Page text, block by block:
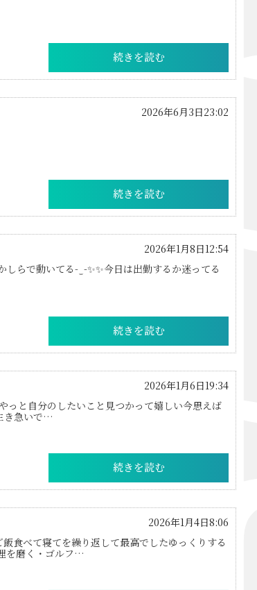
KARMA
FIRST ONE（宮古
SPORTS&DINING
続きを読む
2026年6月3日23:02
続きを読む
2026年1月8日12:54
らで動いてる- ̫ -✨✨今日は出勤するか迷ってる
続きを読む
2026年1月6日19:34
っと自分のしたいこと見つかって嬉しい今思えば
き急いで…
続きを読む
2026年1月4日8:06
食べて寝てを繰り返して最高でしたゆっくりする
を磨く・ゴルフ…